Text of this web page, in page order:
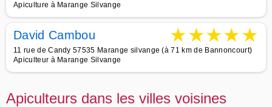
Apiculture à Marange Silvange
David Cambou ★★★★★
11 rue de Candy 57535 Marange silvange (à 71 km de Bannoncourt)
Apiculteur à Marange Silvange
Apiculteurs dans les villes voisines